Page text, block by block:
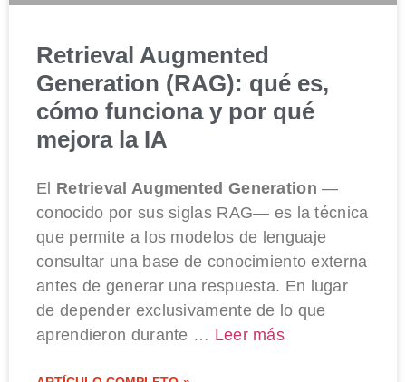
Retrieval Augmented
Generation (RAG): qué es,
cómo funciona y por qué
mejora la IA
El Retrieval Augmented Generation —
conocido por sus siglas RAG— es la técnica
que permite a los modelos de lenguaje
consultar una base de conocimiento externa
antes de generar una respuesta. En lugar
de depender exclusivamente de lo que
aprendieron durante … Leer más